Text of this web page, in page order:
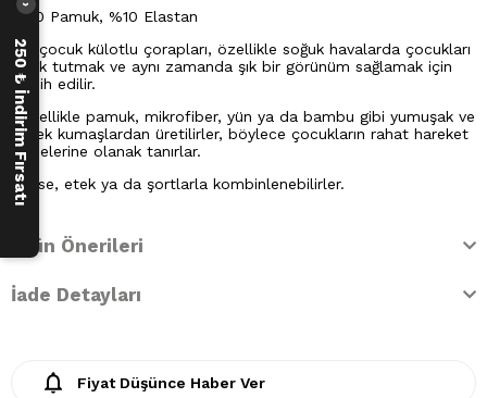
%90 Pamuk, %10 Elastan
Kız çocuk külotlu çorapları, özellikle soğuk havalarda çocukları
sıcak tutmak ve aynı zamanda şık bir görünüm sağlamak için
tercih edilir.
Genellikle pamuk, mikrofiber, yün ya da bambu gibi yumuşak ve
esnek kumaşlardan üretilirler, böylece çocukların rahat hareket
etmelerine olanak tanırlar.
Elbise, etek ya da şortlarla kombinlenebilirler.
Ürün Önerileri
İade Detayları
Fiyat Düşünce Haber Ver
250 ₺ İndirim Fırsatı
›